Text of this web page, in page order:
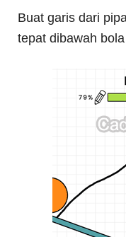
Buat garis dari
tepat dibawah